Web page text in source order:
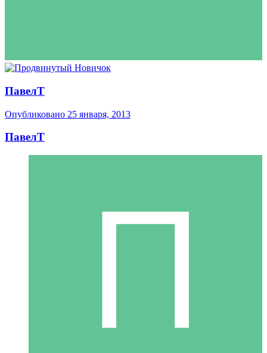
ПавелТ
Опубликовано 25 января, 2013
ПавелТ